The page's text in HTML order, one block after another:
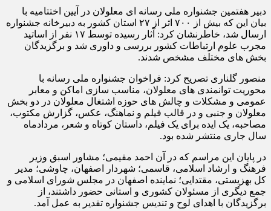
دبیر هفتمین جشنواره ملی رسانه ای معلولان در آیین اختتامیه با
بیان این که بیش از ۷۰۰ اثر از ۲۷ استان کشور به دبیرخانه جشنواره
ارسال شد، خاطرنشان کرد: آثار رسیده توسط ۱۷ نفر از اساتید
مجرب علوم ارتباطات کشور بررسی و داوری شد و برگزیدگان
بخش های مختلف مشخص شدند.
منصور گلناری تصریح کرد: فراخوان جشنواره ملی رسانه با
محوریت توانمندی های معلولان، مناسب سازی اماکن و معابر
عمومی و مشکلات و چالش های حوزه اشتغال معلولان در دو بخش
معلولان و جنبی و در قالب فیلم و نماهنگ، عکس، گزارش مکتوب،
مصاحبه، یک ایده برای یک فیلم، داستان کوتاه و شعر، مردادماه
سال جاری منتشر شده بود.
در پایان این مراسم که در آن احمد مقیمی؛ مشاور اسبق وزیر
فرهنگ و ارشاد اسلامی، قاسمی؛ شهردار اصفهان، چاوشی؛ مدیر
کل بهزیستی، مقتدایی؛ نماینده اصفهان در مجلس شورای اسلامی و
جمع دیگری از مسئولان کشوری و استانی حضور داشتند، از
برگزیدگان با اهدای لوح و تندیس جشنواره تقدیر به عمل آمد.